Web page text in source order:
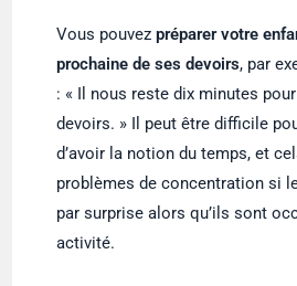
Vous pouvezpréparer votre
prochaine de ses devoirs, par
: « Il nous reste dix minutes
devoirs. » Il peut être difficile
d’avoir la notion du temps, et
problèmes de concentration si
par surprise alors qu’ils sont
activité.